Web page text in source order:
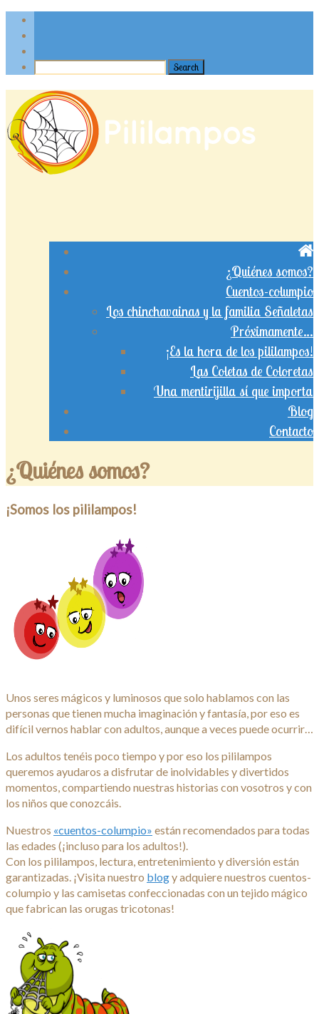
¿Quiénes somos?
Cuentos-columpio
Los chinchavainas y la familia Señaletas
Próximamente…
¡Es la hora de los pililampos!
Las Coletas de Coloretas
Una mentirijilla sí que importa
Blog
Contacto
¿Quiénes somos?
¡Somos los pililampos!
Unos seres mágicos y luminosos que solo hablamos con las
personas que tienen mucha imaginación y fantasía, por eso es
difícil vernos hablar con adultos, aunque a veces puede ocurrir…
Los adultos tenéis poco tiempo y por eso los pililampos
queremos ayudaros a disfrutar de inolvidables y divertidos
momentos, compartiendo nuestras historias con vosotros y con
los niños que conozcáis.
Nuestros «cuentos-columpio» están recomendados para todas
las edades (¡incluso para los adultos!).
Con los pililampos, lectura, entretenimiento y diversión están
garantizadas. ¡Visita nuestro blogy adquiere nuestros cuentos-
columpio y las camisetas confeccionadas con un tejido mágico
que fabrican las orugas tricotonas!